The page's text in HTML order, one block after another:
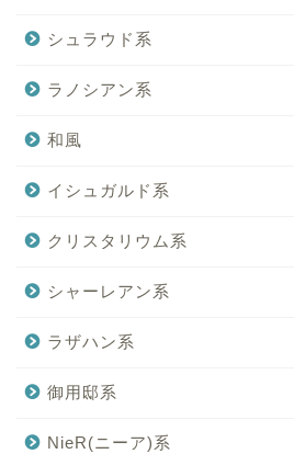
シュラウド系
ラノシアン系
和風
イシュガルド系
クリスタリウム系
シャーレアン系
ラザハン系
御用邸系
NieR(ニーア)系